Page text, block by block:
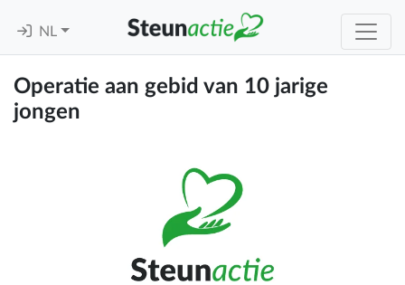
NL
Operatie aan gebid van 10 jarige
jongen